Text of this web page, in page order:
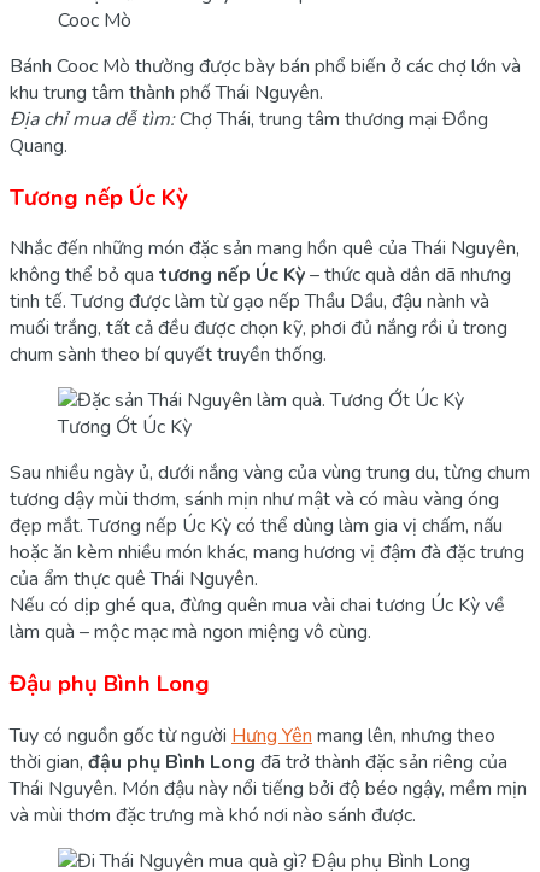
Cooc Mò
Bánh Cooc Mò thường được bày bán phổ biến ở các chợ lớn và
khu trung tâm thành phố Thái Nguyên.
Địa chỉ mua dễ tìm:Chợ Thái, trung tâm thương mại Đồng
Quang.
Tương nếp Úc Kỳ
Nhắc đến những món đặc sản mang hồn quê của Thái Nguyên,
không thể bỏ qua tương nếp Úc Kỳ– thức quà dân dã nhưng
tinh tế. Tương được làm từ gạo nếp Thầu Dầu, đậu nành và
muối trắng, tất cả đều được chọn kỹ, phơi đủ nắng rồi ủ trong
chum sành theo bí quyết truyền thống.
Tương Ớt Úc Kỳ
Sau nhiều ngày ủ, dưới nắng vàng của vùng trung du, từng chum
tương dậy mùi thơm, sánh mịn như mật và có màu vàng óng
đẹp mắt. Tương nếp Úc Kỳ có thể dùng làm gia vị chấm, nấu
hoặc ăn kèm nhiều món khác, mang hương vị đậm đà đặc trưng
của ẩm thực quê Thái Nguyên.
Nếu có dịp ghé qua, đừng quên mua vài chai tương Úc Kỳ về
làm quà – mộc mạc mà ngon miệng vô cùng.
Đậu phụ Bình Long
Tuy có nguồn gốc từ người Hưng Yên mang lên, nhưng theo
thời gian, đậu phụ Bình Long đã trở thành đặc sản riêng của
Thái Nguyên. Món đậu này nổi tiếng bởi độ béo ngậy, mềm mịn
và mùi thơm đặc trưng mà khó nơi nào sánh được.